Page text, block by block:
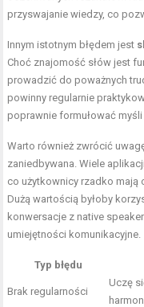
przyswajanie wiedzy, co
Innym istotnym błędem jest
Choć znajomość słów jest
prowadzić do poważnych
powinny regularnie
poprawnie formułować myśli
Warto również zwrócić
zaniedbywana. Wiele
co użytkownicy rzadko mają
Dużą wartością byłoby
konwersacje z native
umiejętności komunikacyjne.
Typ błędu
Brak regularności
Uczę